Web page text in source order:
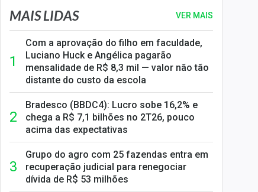
MAIS LIDAS VER MAIS
Com a aprovação do filho em faculdade,
Luciano Huck e Angélica pagarão
mensalidade de R$ 8,3 mil — valor não tão
distante do custo da escola
Bradesco (BBDC4): Lucro sobe 16,2% e
chega a R$ 7,1 bilhões no 2T26, pouco
acima das expectativas
Grupo do agro com 25 fazendas entra em
recuperação judicial para renegociar
dívida de R$ 53 milhões